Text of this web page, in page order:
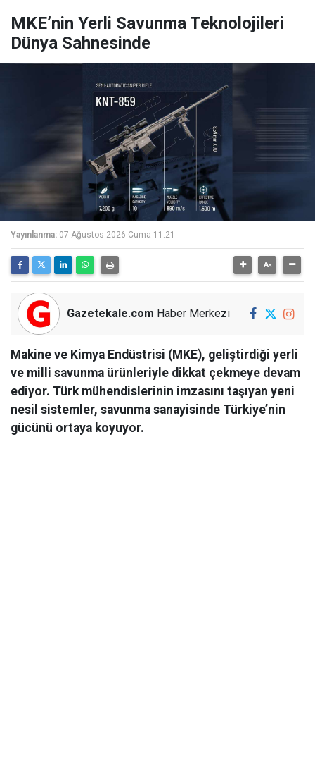
MKE’nin Yerli Savunma Teknolojileri
Dünya Sahnesinde
Yayınlanma: 07 Ağustos 2026 Cuma 11:21
Gazetekale.com Haber Merkezi
Makine ve Kimya Endüstrisi (MKE), geliştirdiği yerli
ve milli savunma ürünleriyle dikkat çekmeye devam
ediyor. Türk mühendislerinin imzasını taşıyan yeni
nesil sistemler, savunma sanayisinde Türkiye’nin
gücünü ortaya koyuyor.